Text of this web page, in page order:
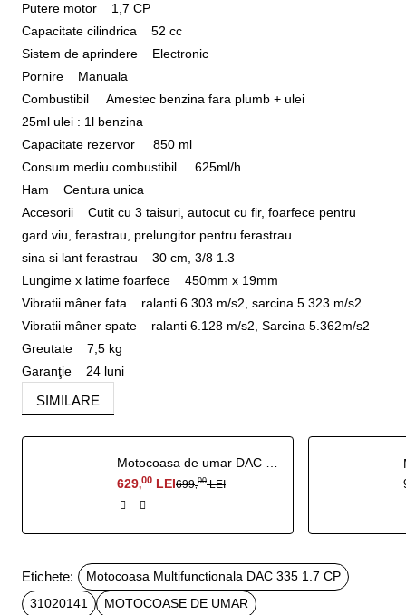
Putere motor 1,7 CP
Capacitate cilindrica 52 cc
Sistem de aprindere Electronic
Pornire Manuala
Combustibil Amestec benzina fara plumb + ulei
25ml ulei : 1l benzina
Capacitate rezervor 850 ml
Consum mediu combustibil 625ml/h
Ham Centura unica
Accesorii Cutit cu 3 taisuri, autocut cu fir, foarfece pentru
gard viu, ferastrau, prelungitor pentru ferastrau
sina si lant ferastrau 30 cm, 3/8 1.3
Lungime x latime foarfece 450mm x 19mm
Vibratii mâner fata ralanti 6.303 m/s2, sarcina 5.323 m/s2
Vibratii mâner spate ralanti 6.128 m/s2, Sarcina 5.362m/s2
Greutate 7,5 kg
Garanţie 24 luni
SIMILARE
Motocoasa de umar DAC 510 3.5 CP
629,00 LEI699,00LEI
Etichete:
Motocoasa Multifunctionala DAC 335 1.7 CP
31020141
MOTOCOASE DE UMAR